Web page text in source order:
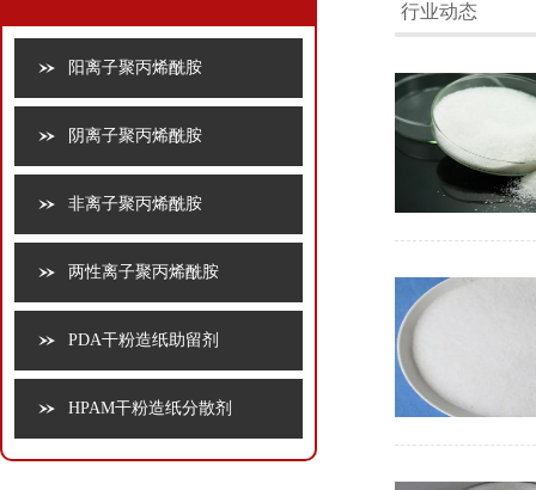
阳离子聚丙烯酰胺
阴离子聚丙烯酰胺
非离子聚丙烯酰胺
两性离子聚丙烯酰胺
PDA干粉造纸助留剂
HPAM干粉造纸分散剂
行业动态